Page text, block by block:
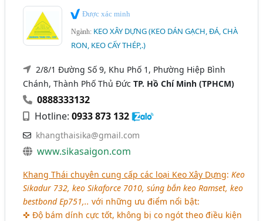
Được xác minh
Ngành: KEO XÂY DỰNG (KEO DÁN GẠCH, ĐÁ, CHÀ
RON, KEO CẤY THÉP,.)
2/8/1 Đường Số 9, Khu Phố 1, Phường Hiệp Bình
Chánh, Thành Phố Thủ ĐứcTP. Hồ Chí Minh (TPHCM)
0888333132
Hotline:0933 873 132
khangthaisika@gmail.com
www.sikasaigon.com
Khang Thái chuyên cung cấp các loại Keo Xây Dựng:Keo
Sikadur 732, keo Sikaforce 7010, súng bắn keo Ramset, keo
bestbond Ep751,.. với những ưu điểm nổi bật:
✜ Độ bám dính cực tốt, không bị co ngót theo điều kiện